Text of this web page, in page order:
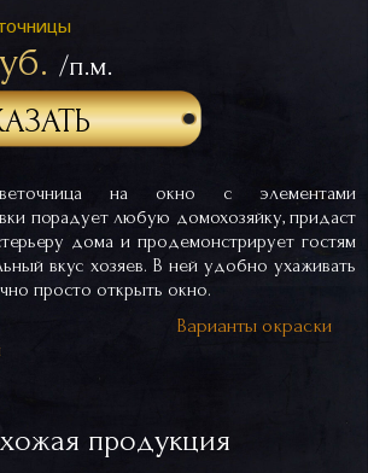
/п.м.
на окно с элементами
порадует любую домохозяйку, придаст
дома и продемонстрирует гостям
вкус хозяев. В ней удобно ухаживать
просто открыть окно.
Варианты окраски
продукция